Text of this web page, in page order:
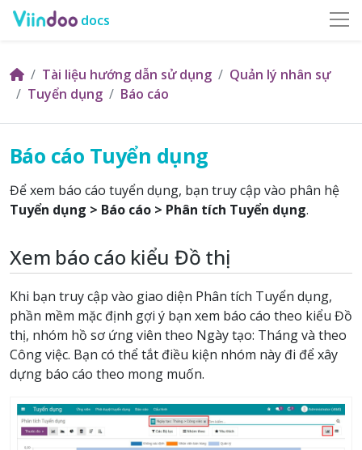
docs
Tài liệu hướng dẫn sử dụng
Quản lý nhân sự
Tuyển dụng
Báo cáo
Báo cáo Tuyển dụng
Để xem báo cáo tuyển dụng, bạn truy cập vào phân hệ
Tuyển dụng > Báo cáo > Phân tích Tuyển dụng.
Xem báo cáo kiểu Đồ thị
Khi bạn truy cập vào giao diện Phân tích Tuyển dụng,
phần mềm mặc định gợi ý bạn xem báo cáo theo kiểu Đồ
thị, nhóm hồ sơ ứng viên theo Ngày tạo: Tháng và theo
Công việc. Bạn có thể tắt điều kiện nhóm này đi để xây
dựng báo cáo theo mong muốn.